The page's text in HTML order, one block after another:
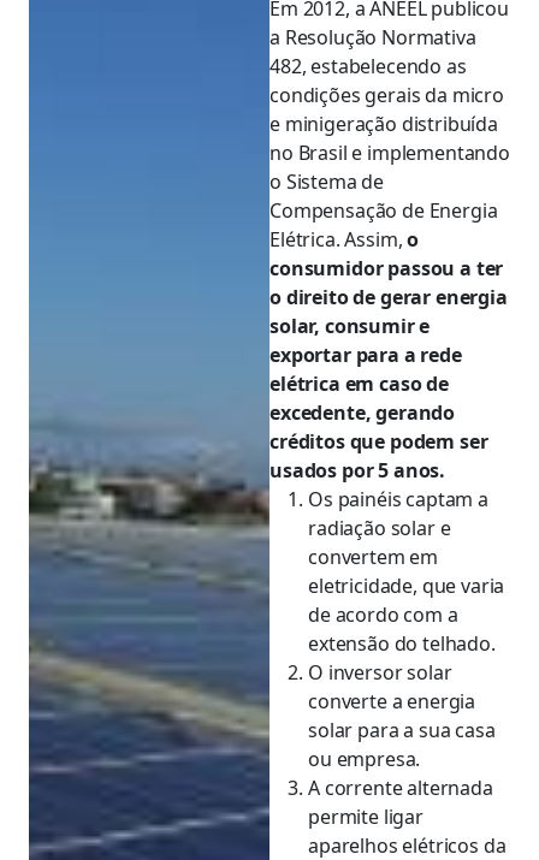
Em 2012, a ANEEL publicou
a Resolução Normativa
482, estabelecendo as
condições gerais da micro
e minigeração distribuída
no Brasil e implementando
o Sistema de
Compensação de Energia
Elétrica. Assim,o
consumidor passou a ter
o direito de gerar energia
solar, consumir e
exportar para a rede
elétrica em caso de
excedente, gerando
créditos que podem ser
usados por 5 anos.
Os painéis captam a
radiação solar e
convertem em
eletricidade, que varia
de acordo com a
extensão do telhado.
O inversor solar
converte a energia
solar para a sua casa
ou empresa.
A corrente alternada
permite ligar
aparelhos elétricos da